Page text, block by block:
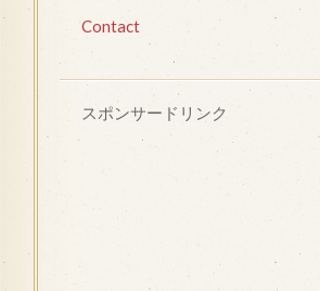
Contact
スポンサードリンク